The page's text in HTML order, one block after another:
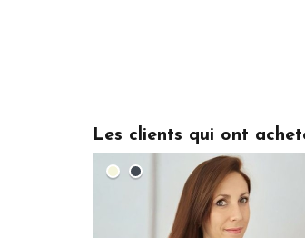
Les clients qui ont